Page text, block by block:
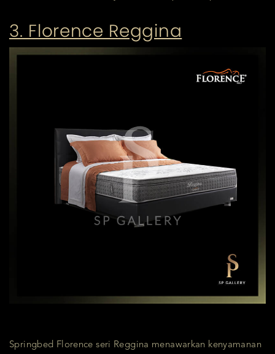
3. Florence Reggina
Springbed Florence seri Reggina menawarkan kenyamanan